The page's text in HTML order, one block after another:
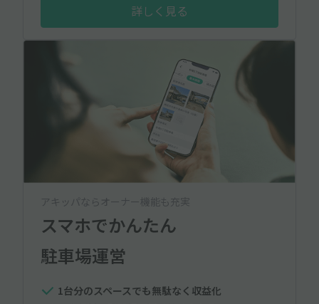
詳しく見る
アキッパならオーナー機能も充実
スマホでかんたん
駐車場運営
1台分のスペースでも無駄なく収益化